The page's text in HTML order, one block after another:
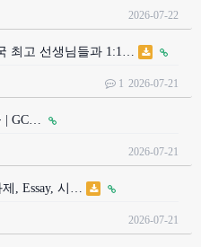
2026-07-22
최고 선생님들과 1:1…
1 2026-07-21
| GC…
2026-07-21
, Essay, 시…
2026-07-21